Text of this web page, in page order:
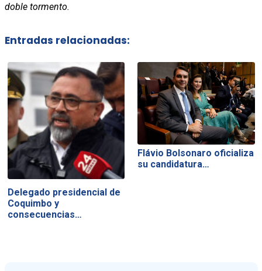
doble tormento.
Entradas relacionadas:
Delegado presidencial de
Coquimbo y
consecuencias…
Flávio Bolsonaro oficializa
su candidatura…